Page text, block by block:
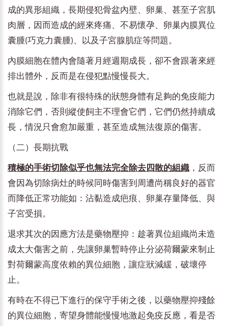
成的異形組織，長期侵犯骨盆內壁、卵巢、甚至子宮肌
肉層，因而造成的經來疼痛、不易懷孕、卵巢內膜異位
囊腫(巧克力囊腫)、以及子宮腺肌症等問題。
內膜細胞在體內會隨著月經週期成長，卻不會跟著來經
排出體外，反而是在侵犯點慢慢長大。
也就是說，除非有很特殊的狀態身體有足夠的免疫能力
消除它們，否則縱使飼主不理會它們，它們仍然持續成
長，情況只會愈加嚴重，甚至造成無法復原的傷害。
（二）長期抗戰
積極的手術切除似乎也無法完全除去四散的組織 ，反而
會因為切除病灶的時候同時傷害到周遭尚稱良好的器官
而降低正常功能如：沾黏造成疤痕、卵巢存量降低、與
子宮受損。
退求其次的因應方法是藥物壓抑：趁著異位組織尚未造
成太大傷害之前，先讓卵巢暫時停止分泌荷爾蒙來制止
對荷爾蒙高度依賴的異位細胞，讓症狀減緩，破壞停
止。
有時在不得已下進行的保守手術之後，以藥物壓抑殘餘
的異位細胞，寄望身體能慢慢地激起免疫反應，看是否